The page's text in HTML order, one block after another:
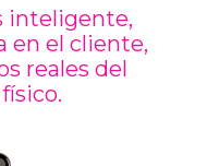
inteligente,
en el cliente,
reales del